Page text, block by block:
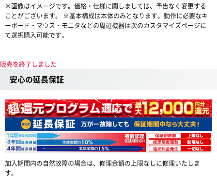
※画像はイメージです。価格・仕様に関しましては、予告なく変更する
ことがございます。 ※基本構成は本体のみとなります。動作に必要なキ
ーボード・マウス・モニタなどの周辺機器は次のカスタマイズページに
て選択購入可能です。
販売を終了しました
安心の延長保証
加入期間内の自然故障の場合は、修理金額の上限なしに修理いたしま
す。